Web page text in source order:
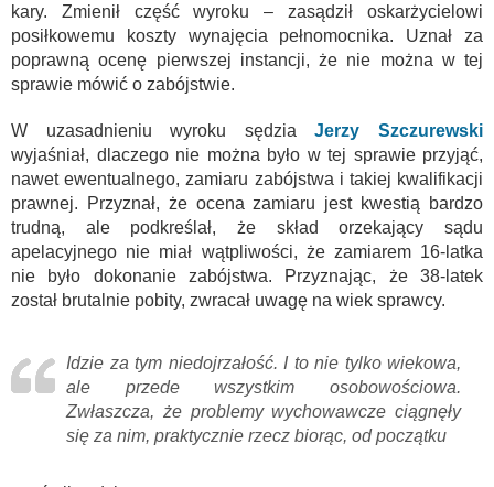
kary. Zmienił część wyroku – zasądził oskarżycielowi
posiłkowemu koszty wynajęcia pełnomocnika. Uznał za
poprawną ocenę pierwszej instancji, że nie można w tej
sprawie mówić o zabójstwie.
W uzasadnieniu wyroku sędziaJerzy Szczurewski
wyjaśniał, dlaczego nie można było w tej sprawie przyjąć,
nawet ewentualnego, zamiaru zabójstwa i takiej kwalifikacji
prawnej. Przyznał, że ocena zamiaru jest kwestią bardzo
trudną, ale podkreślał, że skład orzekający sądu
apelacyjnego nie miał wątpliwości, że zamiarem 16-latka
nie było dokonanie zabójstwa. Przyznając, że 38-latek
został brutalnie pobity, zwracał uwagę na wiek sprawcy.
Idzie za tym niedojrzałość. I to nie tylko wiekowa,
ale przede wszystkim osobowościowa.
Zwłaszcza, że problemy wychowawcze ciągnęły
się za nim, praktycznie rzecz biorąc, od początku